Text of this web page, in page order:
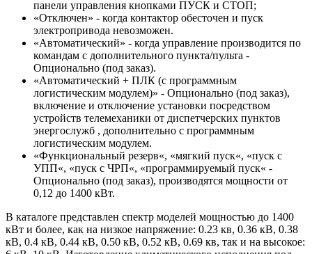
панели управления кнопками ПУСК и СТОП;
«Отключен» - когда контактор обесточен и пуск
электропривода невозможен.
«Автоматический» - когда управление производится по
командам с дополнительного пункта/пульта -
Опционально (под заказ).
«Автоматический + ПЛК (с программным
логистическим модулем)» - Опционально (под заказ),
включение и отключение установки посредством
устройств телемеханики от диспетчерских пунктов
энергослужб , дополнительно с программным
логистическим модулем.
«Функциональный резерв«, «мягкий пуск«, «пуск с
УПП«, «пуск с ЧРП«, «программируемый пуск« -
Опционально (под заказ), производятся мощности от
0,12 до 1400 кВт.
В каталоге представлен спектр моделей мощностью до 1400
кВт и более, как на низкое напряжение: 0.23 кв, 0.36 кВ, 0.38
кВ, 0.4 кВ, 0.44 кВ, 0.50 кВ, 0.52 кВ, 0.69 кв, так и на высокое: